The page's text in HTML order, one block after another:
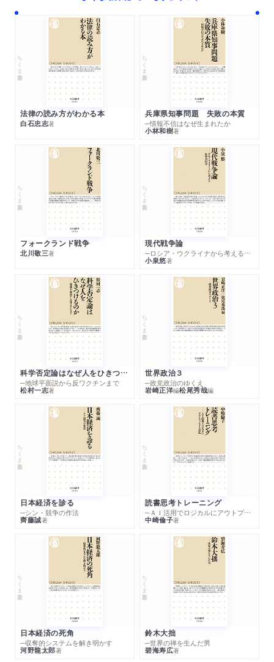
ちくま新書
法律の読み方がわかる本
白石忠志著
ちくま新書
兵庫県知事問題 失敗の本質
─情報不信はなぜ生まれたか
小林和樹著
ちくま新書
フォークランド戦争
北川敬三著
ちくま新書
現代戦争論
─ロシア・ウクライナから考える世界の行方
小泉悠著
ちくま新書
科学否定論はなぜ人をひきつけるのか
─地球平面説から反ワクチンまで
松村一志著
ちくま新書
世界政治３
─政党政治のゆくえ
岩崎正洋編松尾秀哉編
ちくま新書
日本経済を診る
─シン・競争の作法
齊藤誠著
ちくま新書
読書思考トレーニング
─ＡＩ活用でロジカルにアウトプットする技法
中崎倫子著
ちくま新書
日本経済の死角
─収奪的システムを解き明かす
河野龍太郎著
ちくま新書
鈴木大拙
─世界の禅を生んだ男
碧海寿広著